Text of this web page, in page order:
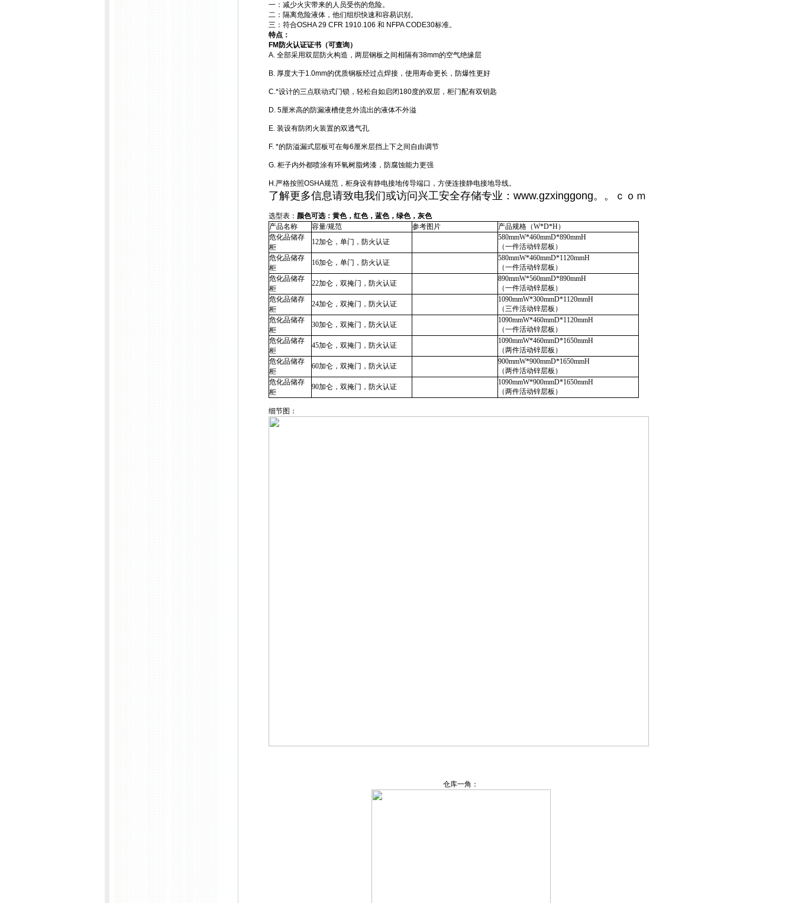
一：减少火灾带来的人员受伤的危险。
二：隔离危险液体，他们组织快速和容易识别。
三：符合OSHA 29 CFR 1910.106 和 NFPA CODE30标准。
特点：
FM防火认证证书（可查询）
A. 全部采用双层防火构造，两层钢板之间相隔有38mm的空气绝缘层
B. 厚度大于1.0mm的优质钢板经过点焊接，使用寿命更长，防爆性更好
C.*设计的三点联动式门锁，轻松自如启闭180度的双层，柜门配有双钥匙
D. 5厘米高的防漏液槽使意外流出的液体不外溢
E. 装设有防闭火装置的双透气孔
F. *的防溢漏式层板可在每6厘米层挡上下之间自由调节
G. 柜子内外都喷涂有环氧树脂烤漆，防腐蚀能力更强
H.严格按照OSHA规范，柜身设有静电接地传导端口，方便连接静电接地导线。
了解更多信息请致电我们或访问兴工安全存储专业： www.gzxinggong。。ｃｏｍ
选型表： 颜色可选：黄色，红色，蓝色，绿色，灰色
产品名称
容量/规范 参考图片
产品规格（W*D*H）
危化品储存
柜
12加仑，单门，防火认证
580mmW*460mmD*890mmH
（一件活动锌层板）
危化品储存
柜
16加仑，单门，防火认证
580mmW*460mmD*1120mmH
（一件活动锌层板）
危化品储存
柜
22加仑，双掩门 ， 防火认证
890mmW*560mmD*890mmH
（一件活动锌层板）
危化品储存
柜
24加仑，双掩门 ， 防火认证
1090mmW*300mmD*1120mmH
（三件活动锌层板）
危化品储存
柜
30加仑，双掩门 ， 防火认证
1090mmW*460mmD*1120mmH
（一件活动锌层板）
危化品储存
柜
45加仑，双掩门 ， 防火认证
1090mmW*460mmD*1650mmH
（两件活动锌层板）
危化品储存
柜
60加仑，双掩门 ， 防火认证
900mmW*900mmD*1650mmH
（两件活动锌层板）
危化品储存
柜
90加仑，双掩门 ， 防火认证
1090mmW*900mmD*1650mmH
（两件活动锌层板）
细节图：
仓库一角：